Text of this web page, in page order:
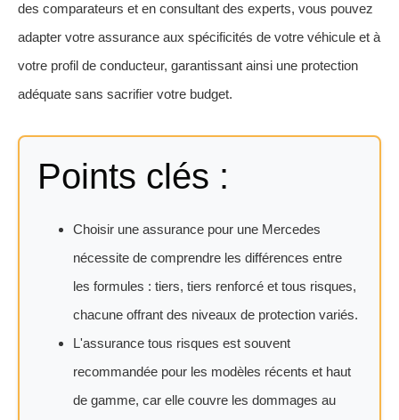
des comparateurs et en consultant des experts, vous pouvez
adapter votre assurance aux spécificités de votre véhicule et à
votre profil de conducteur, garantissant ainsi une protection
adéquate sans sacrifier votre budget.
Points clés :
Choisir une assurance pour une Mercedes
nécessite de comprendre les différences entre
les formules : tiers, tiers renforcé et tous risques,
chacune offrant des niveaux de protection variés.
L'assurance tous risques est souvent
recommandée pour les modèles récents et haut
de gamme, car elle couvre les dommages au